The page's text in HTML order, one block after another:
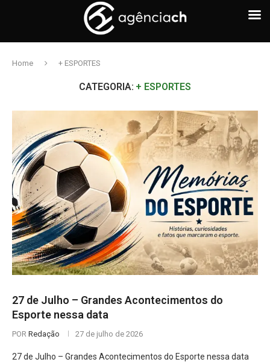
Home + ESPORTES
CATEGORIA: + ESPORTES
27 de Julho – Grandes Acontecimentos do
Esporte nessa data
POR Redação 27 de julho de 2026
27 de Julho – Grandes Acontecimentos do Esporte nessa data